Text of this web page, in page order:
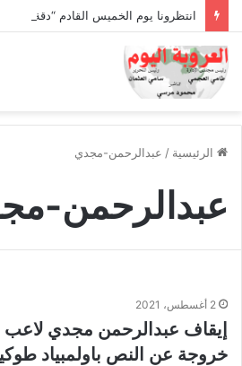
الرئيسية / عبدالرحمن-مجدي
عبدالرحمن-
2 أغسطس، 2021
إيقاف عبدالرحمن مجدي
خروجة عن النص باولمبياد